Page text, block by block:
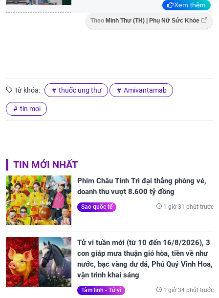
Xem thêm
Theo Minh Thư (TH) | Phụ Nữ Sức Khỏe
Từ khóa: thuốc ung thư Amivantamab
tin moi
TIN MỚI NHẤT
Phim Châu Tinh Trì đại thắng phòng vé,
doanh thu vượt 8.600 tỷ đồng
Sao quốc tế 1 giờ 31 phút trước
Tử vi tuần mới (từ 10 đến 16/8/2026), 3
con giáp mưa thuận gió hòa, tiền về như
nước, bạc vàng dư dả, Phú Quý Vinh Hoa,
vận trình khai sáng
Tâm linh - Tử vi 1 giờ 34 phút trước